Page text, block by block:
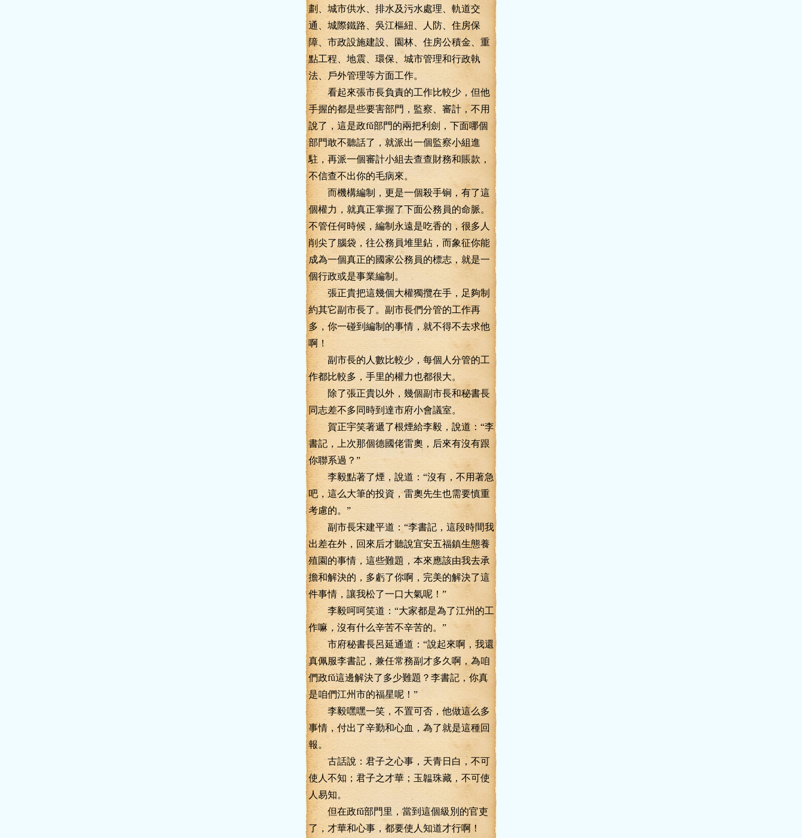
劃、城市供水、排水及污水處理、軌道交
通、城際鐵路、吳江樞紐、人防、住房保
障、市政設施建設、園林、住房公積金、重
點工程、地震、環保、城市管理和行政執
法、戶外管理等方面工作。
看起來張市長負責的工作比較少，但他
手握的都是些要害部門，監察、審計，不用
說了，這是政fǔ部門的兩把利劍，下面哪個
部門敢不聽話了，就派出一個監察小組進
駐，再派一個審計小組去查查財務和賬款，
不信查不出你的毛病來。
而機構編制，更是一個殺手锏，有了這
個權力，就真正掌握了下面公務員的命脈。
不管任何時候，編制永遠是吃香的，很多人
削尖了腦袋，往公務員堆里鉆，而象征你能
成為一個真正的國家公務員的標志，就是一
個行政或是事業編制。
張正貴把這幾個大權獨攬在手，足夠制
約其它副市長了。副市長們分管的工作再
多，你一碰到編制的事情，就不得不去求他
啊！
副市長的人數比較少，每個人分管的工
作都比較多，手里的權力也都很大。
除了張正貴以外，幾個副市長和秘書長
同志差不多同時到達市府小會議室。
賀正宇笑著遞了根煙給李毅，說道：“李
書記，上次那個德國佬雷奧，后來有沒有跟
你聯系過？”
李毅點著了煙，說道：“沒有，不用著急
吧，這么大筆的投資，雷奧先生也需要慎重
考慮的。”
副市長宋建平道：“李書記，這段時間我
出差在外，回來后才聽說宜安五福鎮生態養
殖園的事情，這些難題，本來應該由我去承
擔和解決的，多虧了你啊，完美的解決了這
件事情，讓我松了一口大氣呢！”
李毅呵呵笑道：“大家都是為了江州的工
作嘛，沒有什么辛苦不辛苦的。”
市府秘書長呂延通道：“說起來啊，我還
真佩服李書記，兼任常務副才多久啊，為咱
們政fǔ這邊解決了多少難題？李書記，你真
是咱們江州市的福星呢！”
李毅嘿嘿一笑，不置可否，他做這么多
事情，付出了辛勤和心血，為了就是這種回
報。
古話說：君子之心事，天青日白，不可
使人不知；君子之才華；玉韞珠藏，不可使
人易知。
但在政fǔ部門里，當到這個級別的官吏
了，才華和心事，都要使人知道才行啊！